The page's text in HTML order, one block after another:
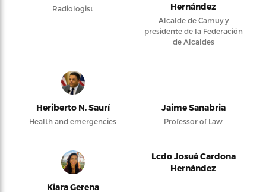
Radiologist
Hernández
Alcalde de Camuy y
presidente de la Federación
de Alcaldes
Heriberto N. Saurí
Health and emergencies
Jaime Sanabria
Professor of Law
Kiara Gerena
Lcdo Josué Cardona
Hernández